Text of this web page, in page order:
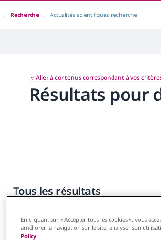
Recherche Actualités scientifiques recherche
Aller à contenus correspondant à vos
Résultats pour
Tous les résultats
En cliquant sur « Accepter tous les cookies », vous
améliorer la navigation sur le site, analyser son
Policy